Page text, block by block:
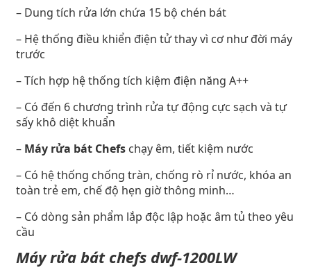
– Dung tích rửa lớn chứa 15 bộ chén bát
– Hệ thống điều khiển điện tử thay vì cơ như đời máy
trước
– Tích hợp hệ thống tích kiệm điện năng A++
– Có đến 6 chương trình rửa tự động cực sạch và tự
sấy khô diệt khuẩn
– Máy rửa bát Chefs chạy êm, tiết kiệm nước
– Có hệ thống chống tràn, chống rò rỉ nước, khóa an
toàn trẻ em, chế độ hẹn giờ thông minh…
– Có dòng sản phẩm lắp độc lập hoặc âm tủ theo yêu
cầu
Máy rửa bát chefs dwf-1200LW